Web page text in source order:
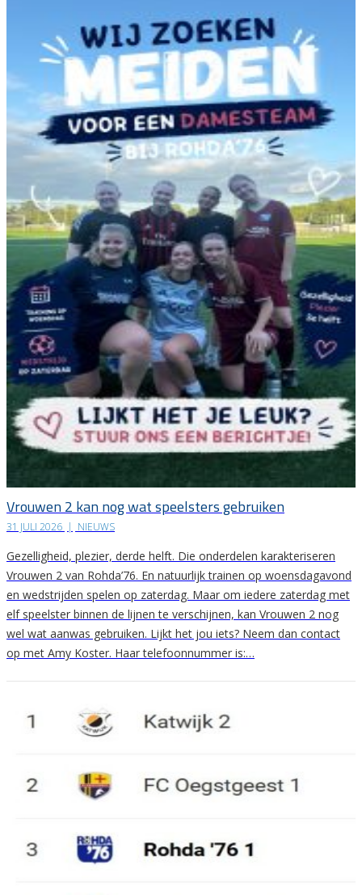
Vrouwen 2 kan nog wat speelsters gebruiken
31 JULI 2026 | NIEUWS
Gezelligheid, plezier, derde helft. Die onderdelen karakteriseren
Vrouwen 2 van Rohda’76. En natuurlijk trainen op woensdagavond
en wedstrijden spelen op zaterdag. Maar om iedere zaterdag met
elf speelster binnen de lijnen te verschijnen, kan Vrouwen 2 nog
wel wat aanwas gebruiken. Lijkt het jou iets? Neem dan contact
op met Amy Koster. Haar telefoonnummer is:…